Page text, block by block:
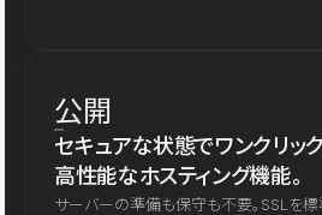
公開
セキュアな状態でワンクリッ
高性能なホスティング機能。
サーバーの準備も保守も不要。SSLを標